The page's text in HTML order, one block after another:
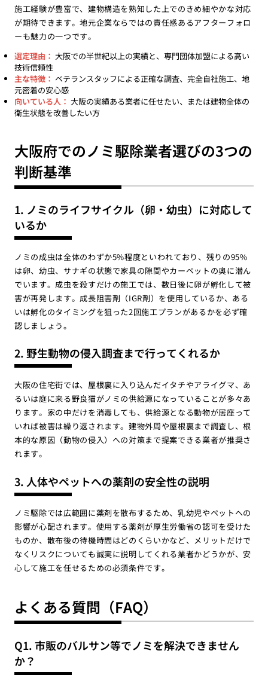
施工経験が豊富で、建物構造を熟知した上でのきめ細やかな対応
が期待できます。地元企業ならではの責任感あるアフターフォロ
ーも魅力の一つです。
選定理由： 大阪での半世紀以上の実績と、専門団体加盟による高い
技術信頼性
主な特徴： ベテランスタッフによる正確な調査、完全自社施工、地
元密着の安心感
向いている人： 大阪の実績ある業者に任せたい、または建物全体の
衛生状態を改善したい方
大阪府でのノミ駆除業者選びの3つの
判断基準
1. ノミのライフサイクル（卵・幼虫）に対応して
いるか
ノミの成虫は全体のわずか5%程度といわれており、残りの95%
は卵、幼虫、サナギの状態で家具の隙間やカーペットの奥に潜ん
でいます。成虫を殺すだけの施工では、数日後に卵が孵化して被
害が再発します。成長阻害剤（IGR剤）を使用しているか、ある
いは孵化のタイミングを狙った2回施工プランがあるかを必ず確
認しましょう。
2. 野生動物の侵入調査まで行ってくれるか
大阪の住宅街では、屋根裏に入り込んだイタチやアライグマ、あ
るいは庭に来る野良猫がノミの供給源になっていることが多々あ
ります。家の中だけを消毒しても、供給源となる動物が居座って
いれば被害は繰り返されます。建物外周や屋根裏まで調査し、根
本的な原因（動物の侵入）への対策まで提案できる業者が推奨さ
れます。
3. 人体やペットへの薬剤の安全性の説明
ノミ駆除では広範囲に薬剤を散布するため、乳幼児やペットへの
影響が心配されます。使用する薬剤が厚生労働省の認可を受けた
ものか、散布後の待機時間はどのくらいかなど、メリットだけで
なくリスクについても誠実に説明してくれる業者かどうかが、安
心して施工を任せるための必須条件です。
よくある質問（FAQ）
Q1. 市販のバルサン等でノミを解決できません
か？